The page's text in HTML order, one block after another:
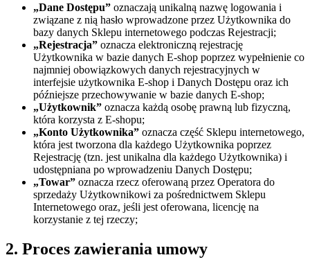
„Dane Dostępu” oznaczają unikalną nazwę logowania i
związane z nią hasło wprowadzone przez Użytkownika do
bazy danych Sklepu internetowego podczas Rejestracji;
„Rejestracja” oznacza elektroniczną rejestrację
Użytkownika w bazie danych E-shop poprzez wypełnienie co
najmniej obowiązkowych danych rejestracyjnych w
interfejsie użytkownika E-shop i Danych Dostępu oraz ich
późniejsze przechowywanie w bazie danych E-shop;
„Użytkownik” oznacza każdą osobę prawną lub fizyczną,
która korzysta z E-shopu;
„Konto Użytkownika” oznacza część Sklepu internetowego,
która jest tworzona dla każdego Użytkownika poprzez
Rejestrację (tzn. jest unikalna dla każdego Użytkownika) i
udostępniana po wprowadzeniu Danych Dostępu;
„Towar” oznacza rzecz oferowaną przez Operatora do
sprzedaży Użytkownikowi za pośrednictwem Sklepu
Internetowego oraz, jeśli jest oferowana, licencję na
korzystanie z tej rzeczy;
2. Proces zawierania umowy